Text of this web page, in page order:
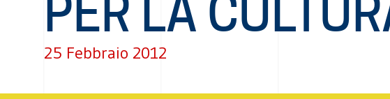
PER LA
25 Febbraio 2012